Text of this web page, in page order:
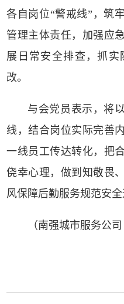
各自岗位“警戒线”，筑
管理主体责任，加强应
展日常安全排查，抓
改。
与会党员表示，将
线，结合岗位实际完善
一线员工传达转化，把
侥幸心理，做到知敬畏
风保障后勤服务规范安全
（南强城市服务公